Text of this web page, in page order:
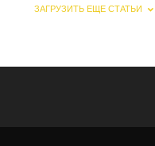
ЗАГРУЗИТЬ ЕЩЕ СТАТЬИ